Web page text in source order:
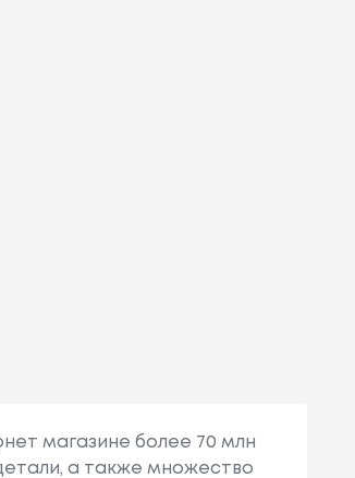
магазине более 70 млн
а также множество